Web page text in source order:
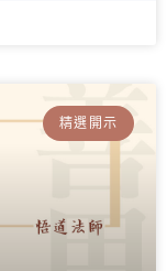
精選開示